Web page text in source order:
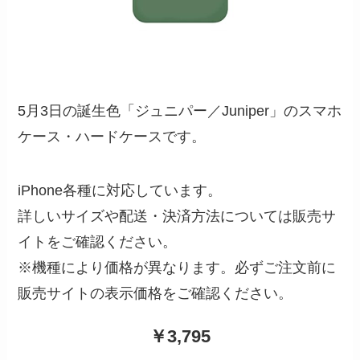
5月3日の誕生色「ジュニパー／Juniper」のスマホ
ケース・ハードケースです。
iPhone各種に対応しています。
詳しいサイズや配送・決済方法については販売サ
イトをご確認ください。
※機種により価格が異なります。必ずご注文前に
販売サイトの表示価格をご確認ください。
￥3,795